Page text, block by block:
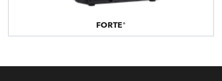
FORTE®